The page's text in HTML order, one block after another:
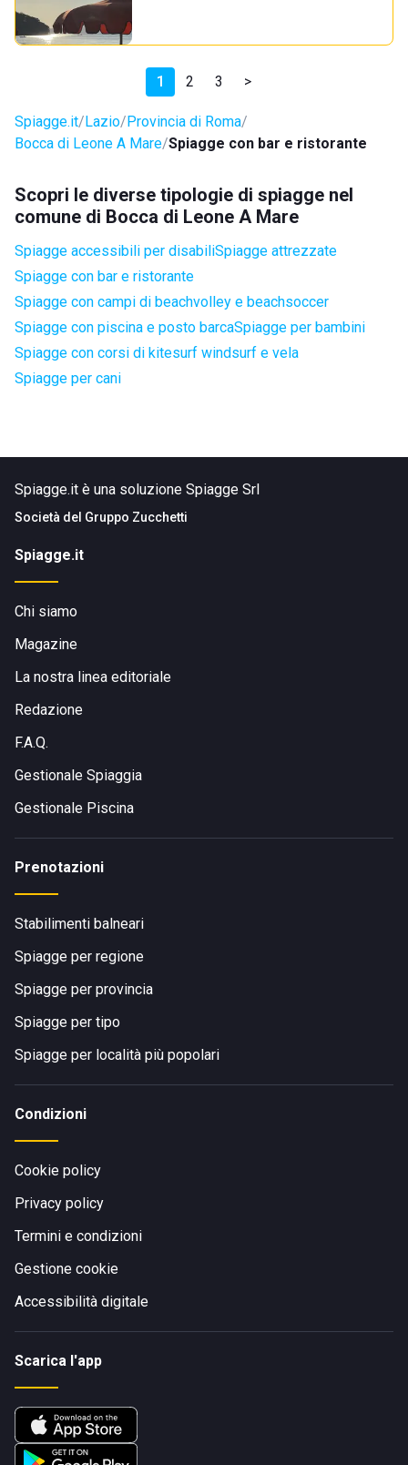
1 2 3 >
Spiagge.it Lazio Provincia di Roma
Bocca di Leone A Mare Spiagge con bar e ristorante
Scopri le diverse tipologie di spiagge nel
comune di Bocca di Leone A Mare
Spiagge accessibili per disabiliSpiagge attrezzate
Spiagge con bar e ristorante
Spiagge con campi di beachvolley e beachsoccer
Spiagge con piscina e posto barcaSpiagge per bambini
Spiagge con corsi di kitesurf windsurf e vela
Spiagge per cani
Spiagge.it è una soluzione Spiagge Srl
Società del Gruppo Zucchetti
Spiagge.it
Chi siamo
Magazine
La nostra linea editoriale
Redazione
F.A.Q.
Gestionale Spiaggia
Gestionale Piscina
Prenotazioni
Stabilimenti balneari
Spiagge per regione
Spiagge per provincia
Spiagge per tipo
Spiagge per località più popolari
Condizioni
Cookie policy
Privacy policy
Termini e condizioni
Gestione cookie
Accessibilità digitale
Scarica l'app